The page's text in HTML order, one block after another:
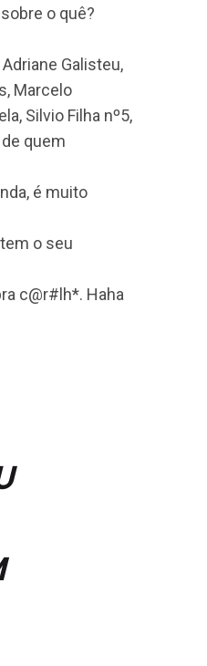
o quê?
Galisteu,
Marcelo
Silvio Filha nº5,
quem
é muito
o seu
c@r#lh*. Haha